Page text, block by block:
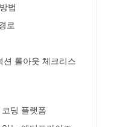
법
로
롤아웃 체크리스
딩 플랫폼